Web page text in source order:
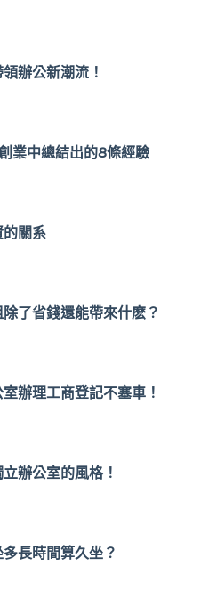
辦公新潮流！
業中總結出的8條經驗
關系
了省錢還能帶來什麽？
辦理工商登記不塞車！
辦公室的風格！
長時間算久坐？